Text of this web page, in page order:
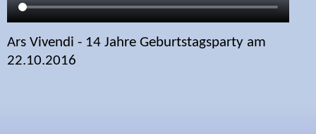
Ars Vivendi - 14 Jahre Geburtstagsparty am
22.10.2016